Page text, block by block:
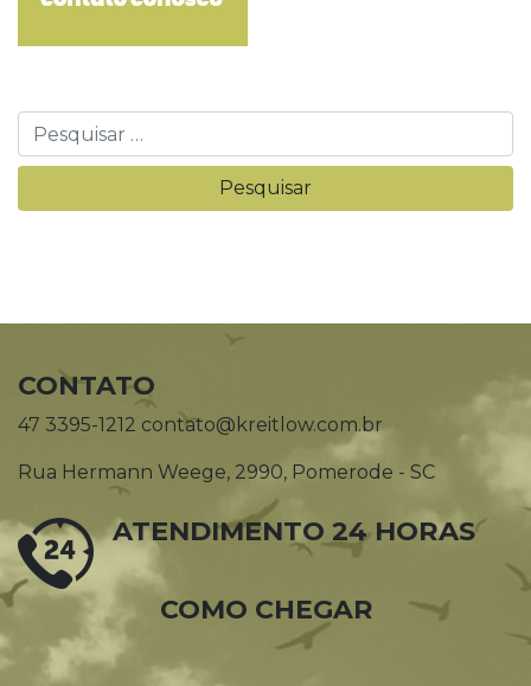
CONTATO
47 3395-1212 contato@kreitlow.com.br
Rua Hermann Weege, 2990, Pomerode - SC
ATENDIMENTO 24 HORAS
COMO CHEGAR